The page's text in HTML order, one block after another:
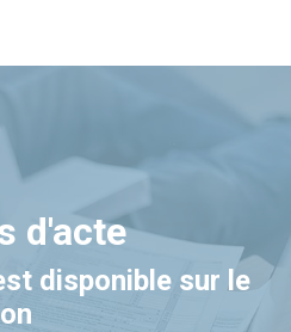
d'acte
disponible sur le